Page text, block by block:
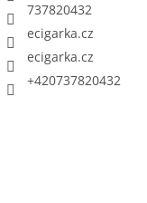
737820432
ecigarka.cz
ecigarka.cz
+420737820432